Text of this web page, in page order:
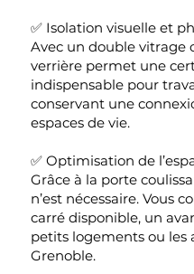
✅ Isolation visuelle et
Avec un double vitrage
verrière permet une
indispensable pour
conservant une
espaces de vie.
✅ Optimisation de
Grâce à la porte
n’est nécessaire. Vous
carré disponible, un
petits logements ou
Grenoble.